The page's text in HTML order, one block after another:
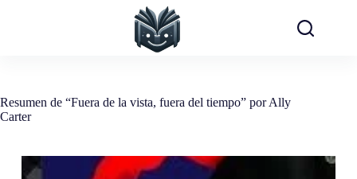
Resumen de “Fuera de la vista, fuera del tiempo” por Ally
Carter